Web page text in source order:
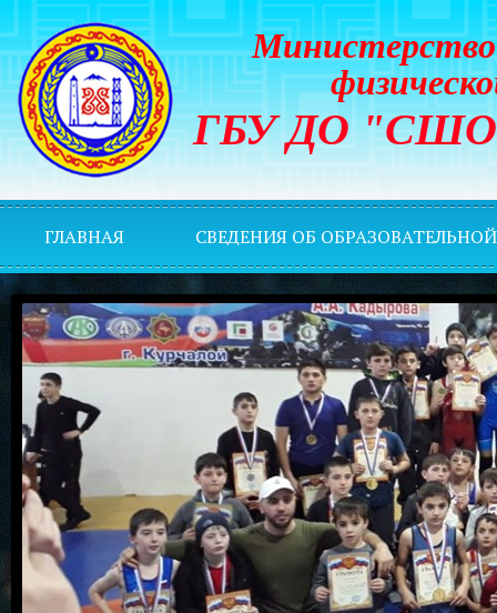
Министерство
ГБУ ДО "СШОР
ГЛАВНАЯ СВЕДЕНИЯ ОБ